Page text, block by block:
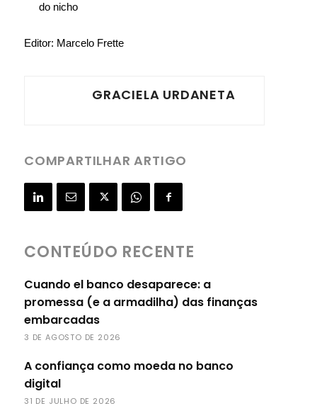
do nicho
Editor: Marcelo Frette
GRACIELA URDANETA
COMPARTILHAR ARTIGO
CONTEÚDO RECENTE
Cuando el banco desaparece: a
promessa (e a armadilha) das finanças
embarcadas
3 DE AGOSTO DE 2026
A confiança como moeda no banco
digital
31 DE JULHO DE 2026